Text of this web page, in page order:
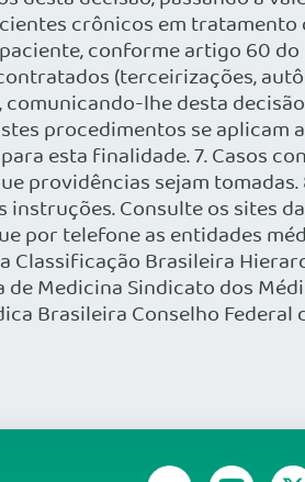
crônicos em
conforme artigo 60
(terceirizações,
lhe desta
procedimentos se aplicam
esta finalidade. 7. Casos
providências sejam
Consulte os sites da
por telefone as entidades
Classificação Brasileira
Medicina Sindicato dos
Brasileira Conselho Federal